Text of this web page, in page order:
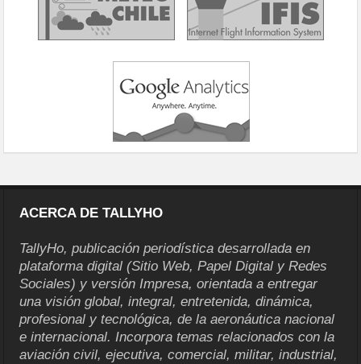
ACERCA DE TALLYHO
TallyHo, publicación periodística desarrollada en
plataforma digital (Sitio Web, Papel Digital y Redes
Sociales) y versión Impresa, orientada a entregar
una visión global, integral, entretenida, dinámica,
profesional y tecnológica, de la aeronáutica nacional
e internacional. Incorpora temas relacionados con la
aviación civil, ejecutiva, comercial, militar, industrial,